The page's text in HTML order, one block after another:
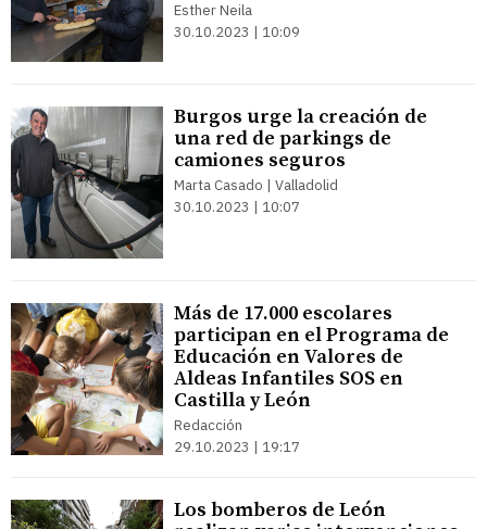
Esther Neila
30.10.2023 | 10:09
Burgos urge la creación de
una red de parkings de
camiones seguros
Marta Casado | Valladolid
30.10.2023 | 10:07
Más de 17.000 escolares
participan en el Programa de
Educación en Valores de
Aldeas Infantiles SOS en
Castilla y León
Redacción
29.10.2023 | 19:17
Los bomberos de León